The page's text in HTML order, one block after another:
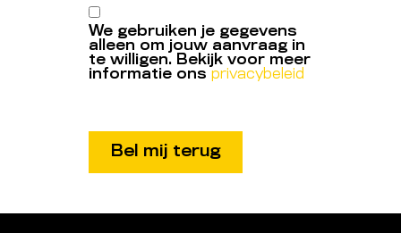
We gebruiken je gegevens
alleen om jouw aanvraag in
te willigen. Bekijk voor meer
informatie ons privacybeleid